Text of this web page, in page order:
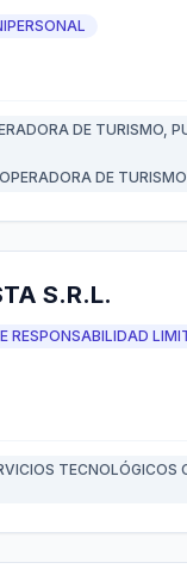
DE TURISMO,
DE TURISMO
S.R.L.
RESPONSABILIDAD
TECNOLÓGICOS